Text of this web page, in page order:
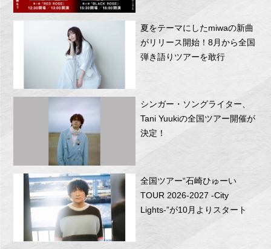
夏をテーマにしたmiwaの新曲
がリリース開始！8月から全国
弾き語りツアーを敢行
シンガー・ソングライター、
Tani Yuukiの全国ツアー開催が
決定！
全国ツアー“石崎ひゅーい
TOUR 2026-2027 -City
Lights-”が10月よりスタート